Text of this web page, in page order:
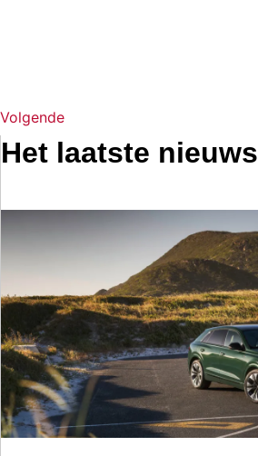
Volgende
Het laatste nieuws